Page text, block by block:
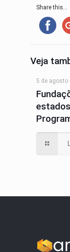
Share this...
Veja
5 de agosto